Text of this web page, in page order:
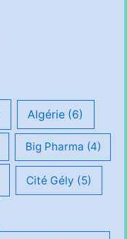
Algérie (6)
Big Pharma (4)
Cité Gély (5)